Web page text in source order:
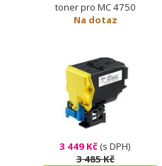
toner pro MC 4750
Na dotaz
3 449 Kč(s DPH)
3 485 Kč